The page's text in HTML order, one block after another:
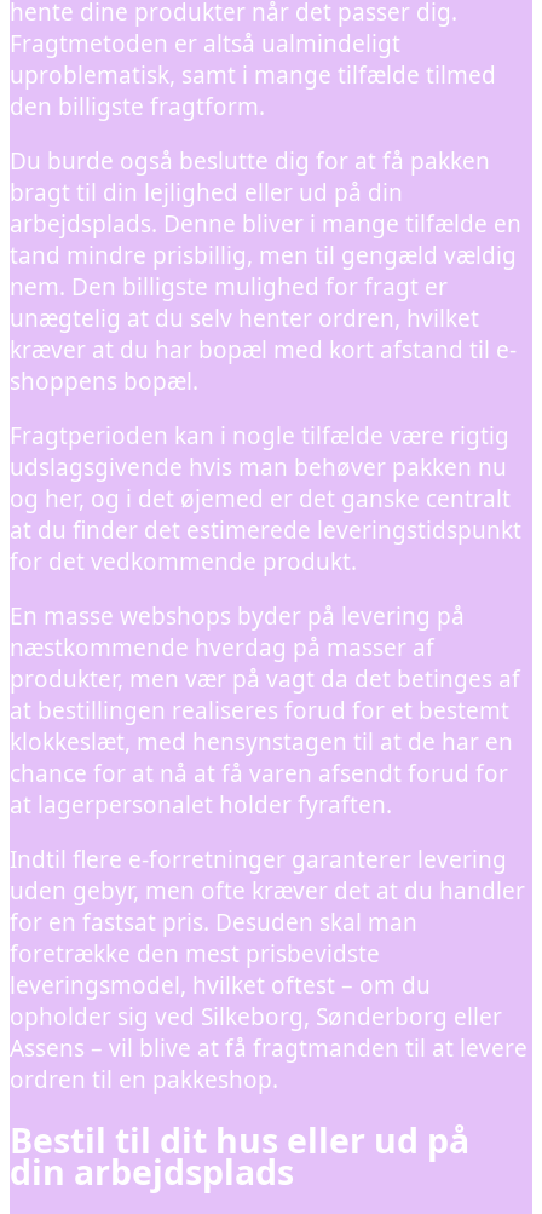
hente dine produkter når det passer dig.
Fragtmetoden er altså ualmindeligt
uproblematisk, samt i mange tilfælde tilmed
den billigste fragtform.
Du burde også beslutte dig for at få pakken
bragt til din lejlighed eller ud på din
arbejdsplads. Denne bliver i mange tilfælde en
tand mindre prisbillig, men til gengæld vældig
nem. Den billigste mulighed for fragt er
unægtelig at du selv henter ordren, hvilket
kræver at du har bopæl med kort afstand til e-
shoppens bopæl.
Fragtperioden kan i nogle tilfælde være rigtig
udslagsgivende hvis man behøver pakken nu
og her, og i det øjemed er det ganske centralt
at du finder det estimerede leveringstidspunkt
for det vedkommende produkt.
En masse webshops byder på levering på
næstkommende hverdag på masser af
produkter, men vær på vagt da det betinges af
at bestillingen realiseres forud for et bestemt
klokkeslæt, med hensynstagen til at de har en
chance for at nå at få varen afsendt forud for
at lagerpersonalet holder fyraften.
Indtil flere e-forretninger garanterer levering
uden gebyr, men ofte kræver det at du handler
for en fastsat pris. Desuden skal man
foretrække den mest prisbevidste
leveringsmodel, hvilket oftest – om du
opholder sig ved Silkeborg, Sønderborg eller
Assens – vil blive at få fragtmanden til at levere
ordren til en pakkeshop.
Bestil til dit hus eller ud på
din arbejdsplads